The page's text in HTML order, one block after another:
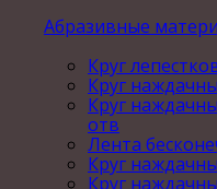
Абразивные
Круг
Круг
Круг
отв
Лента
Круг
Круг